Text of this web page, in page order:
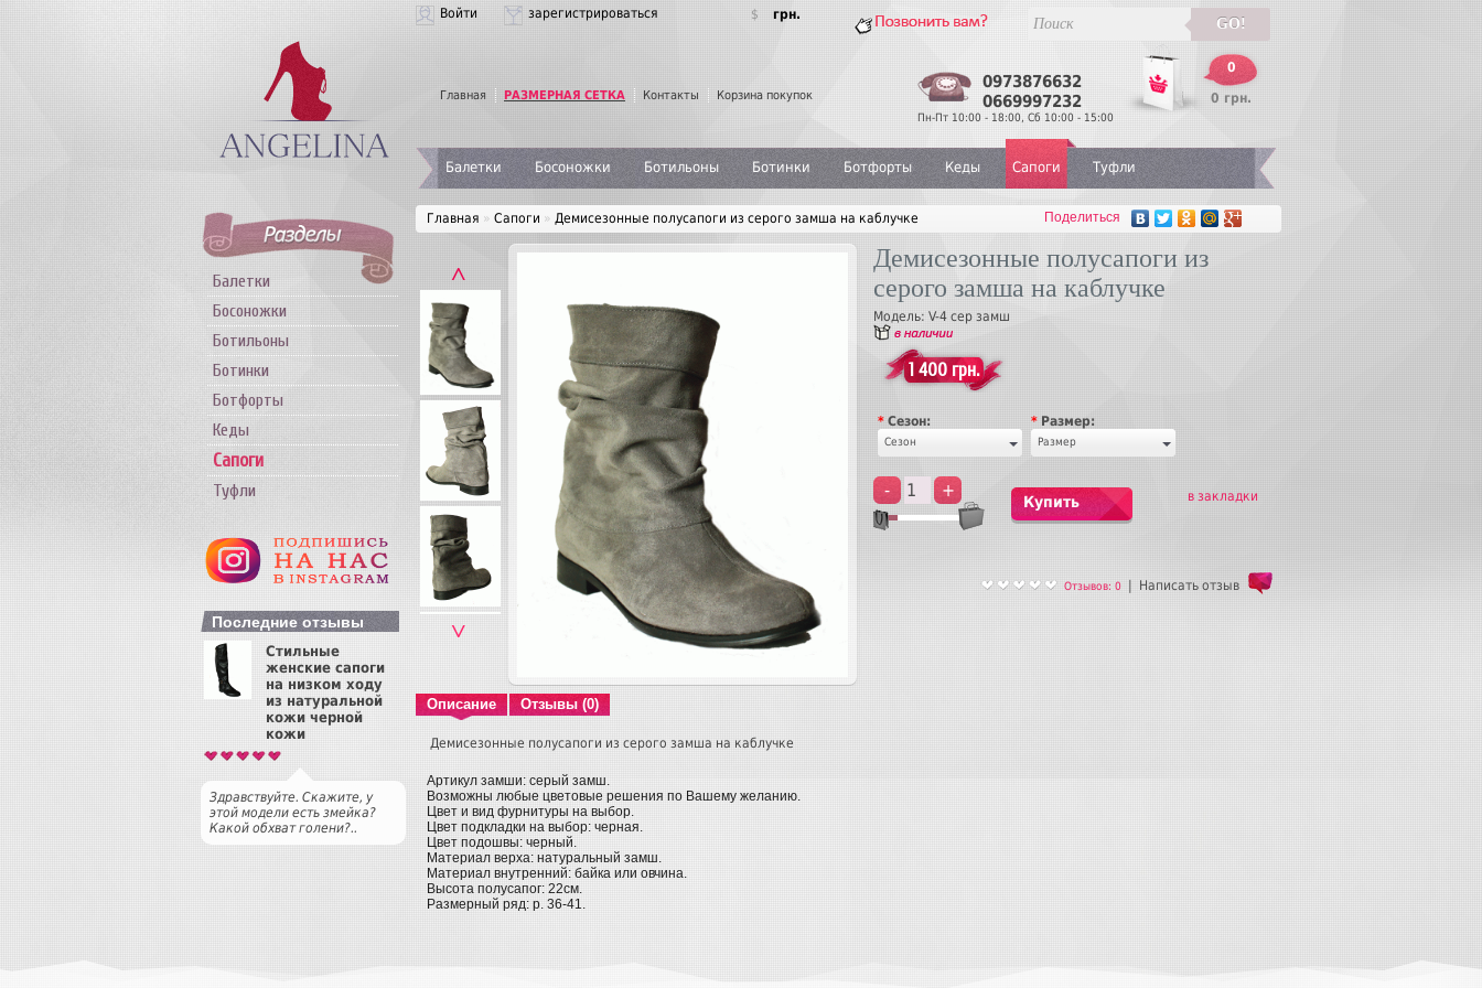
$ грн.
Перезвонить
0
0 грн.
GO!
Войти зарегистрироваться
0973876632
0669997232
Пн-Пт 10:00 - 18:00, Сб 10:00 - 15:00
Главная РАЗМЕРНАЯ СЕТКА Контакты Корзина покупок
Балетки Босоножки Ботильоны Ботинки Ботфорты Кеды Сапоги Туфли
Балетки
Босоножки
Ботильоны
Ботинки
Ботфорты
Кеды
Сапоги
Туфли
Последние отзывы
Стильные
женские сапоги
на низком ходу
из натуральной
кожи черной
кожи
Здравствуйте. Скажите, у
этой модели есть змейка?
Какой обхват голени?..
Главная » Сапоги » Демисезонные полусапоги из серого замша на каблучке
˄
˅
Поделиться
Демисезонные полусапоги из
серого замша на каблучке
Модель: V-4 сер замш
1 400 грн.
* Сезон:
Сезон
* Размер:
Размер
в закладки
- +
Купить
Отзывов: 0 Написать отзыв
Описание Отзывы (0)
Демисезонные полусапоги из серого замша на каблучке
Артикул замши: серый замш.
Возможны любые цветовые решения по Вашему желанию.
Цвет и вид фурнитуры на выбор.
Цвет подкладки на выбор: черная.
Цвет подошвы: черный.
Материал верха: натуральный замш.
Материал внутренний: байка или овчина.
Высота полусапог: 22см.
Размерный ряд: р. 36-41.